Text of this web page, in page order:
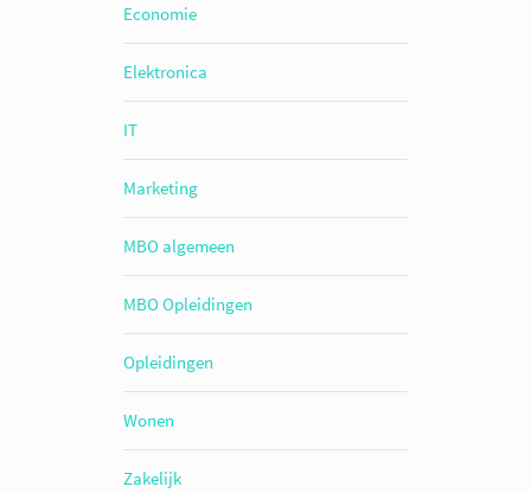
Economie
Elektronica
IT
Marketing
MBO algemeen
MBO Opleidingen
Opleidingen
Wonen
Zakelijk